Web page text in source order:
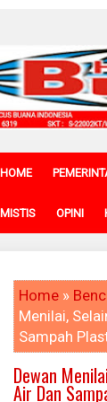
HOME
MISTIS OPINI
Home »
Menilai,
Sampah
Dewan
Air Dan